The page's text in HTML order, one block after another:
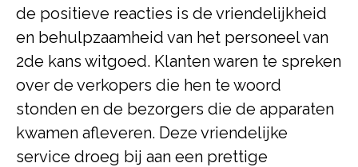
de positieve reacties is de vriendelijkheid
en behulpzaamheid van het personeel van
2de kans witgoed. Klanten waren te spreken
over de verkopers die hen te woord
stonden en de bezorgers die de apparaten
kwamen afleveren. Deze vriendelijke
service droeg bij aan een prettige